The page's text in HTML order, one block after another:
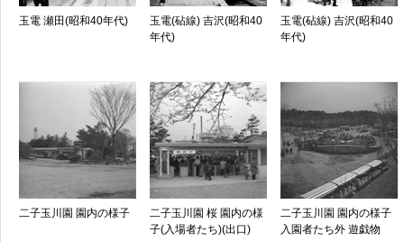
玉電 瀬田(昭和40年代)
玉電(砧線) 吉沢(昭和40
年代)
玉電(砧線) 吉沢(昭和40
年代)
二子玉川園 園内の様子
二子玉川園 桜 園内の様
子(入場者たち)(出口)
二子玉川園 園内の様子
入園者たち外 遊戯物